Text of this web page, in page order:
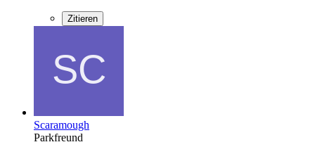
Zitieren
Scaramough
Parkfreund